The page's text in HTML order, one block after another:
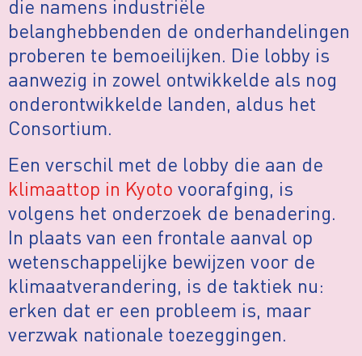
die namens industriële
belanghebbenden de onderhandelingen
proberen te bemoeilijken. Die lobby is
aanwezig in zowel ontwikkelde als nog
onderontwikkelde landen, aldus het
Consortium.
Een verschil met de lobby die aan de
klimaattop in Kyoto voorafging, is
volgens het onderzoek de benadering.
In plaats van een frontale aanval op
wetenschappelijke bewijzen voor de
klimaatverandering, is de taktiek nu:
erken dat er een probleem is, maar
verzwak nationale toezeggingen.